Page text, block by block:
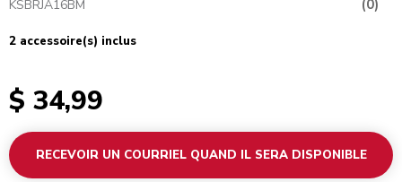
KSBRJA16BM (0)
2 accessoire(s) inclus
$ 34,99
RECEVOIR UN COURRIEL QUAND IL SERA DISPONIBLE